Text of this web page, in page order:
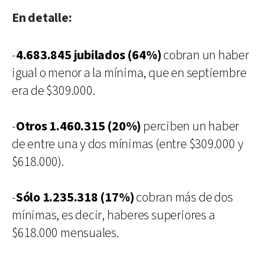
En detalle:
-4.683.845 jubilados (64%)cobran un haber
igual o menor a la mínima, que en septiembre
era de $309.000.
-Otros 1.460.315 (20%) perciben un haber
de entre una y dos mínimas (entre $309.000 y
$618.000).
-Sólo 1.235.318 (17%)cobran más de dos
mínimas, es decir, haberes superiores a
$618.000 mensuales.